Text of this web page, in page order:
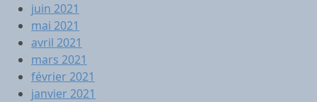
juin 2021
mai 2021
avril 2021
mars 2021
février 2021
janvier 2021